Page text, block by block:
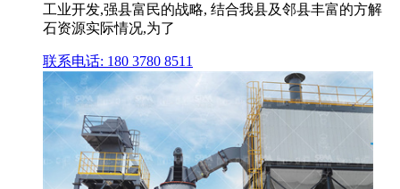
工业开发,强县富民的战略, 结合我县及邻县丰富的方解
石资源实际情况,为了
联系电话: 180 3780 8511